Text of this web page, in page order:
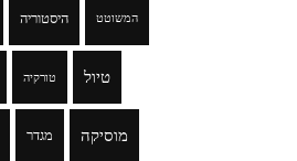
היסטוריה המשוטט
טורקיה טיול
מגדר מוסיקה